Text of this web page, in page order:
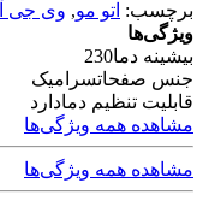
برچسب: اتو مو, وی جی
ویژگی‌ها
بیشینه دما230
جنس صفحاتسرامیک
قابلیت تنظیم دمادارد
مشاهده همه ویژگی‌ها
مشاهده همه ویژگی‌ها